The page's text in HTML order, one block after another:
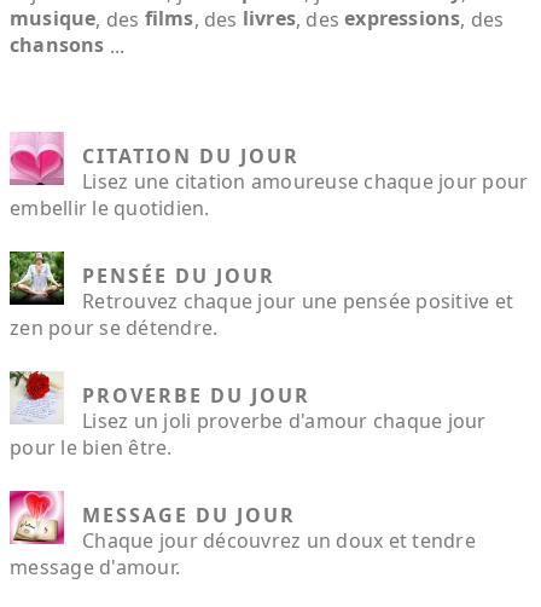
musique, des films, des livres, desexpressions, des
chansons ...
CITATION DU JOUR
Lisez une citation amoureuse chaque jour pour
embellir le quotidien.
PENSÉE DU JOUR
Retrouvez chaque jour une pensée positive et
zen pour se détendre.
PROVERBE DU JOUR
Lisez un joli proverbe d'amour chaque jour
pour le bien être.
MESSAGE DU JOUR
Chaque jour découvrez un doux et tendre
message d'amour.